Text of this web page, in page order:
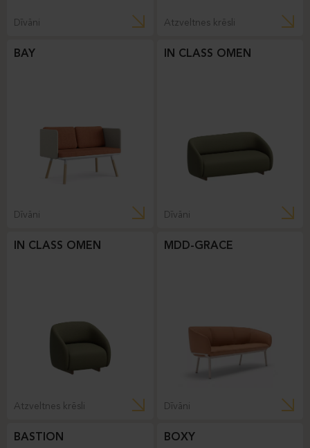
Dīvāni Atzveltnes krēsli
BAY
Dīvāni
IN CLASS OMEN
Dīvāni
IN CLASS OMEN
Atzveltnes krēsli
MDD-GRACE
Dīvāni
BASTION BOXY